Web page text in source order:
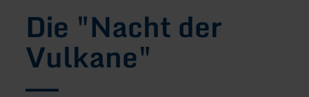
Die "Nacht der
Vulkane"